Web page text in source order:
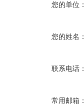
您的单位：
您的姓名：
联系电话：
常用邮箱：